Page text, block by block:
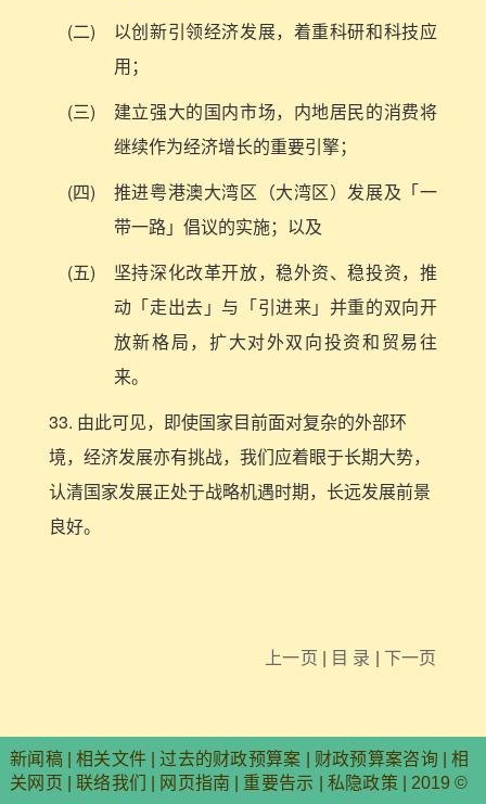
(二)
以创新引领经济发展，着重科研和科技应
用；
(三)
建立强大的国内市场，内地居民的消费将
继续作为经济增长的重要引擎；
(四)
推进粤港澳大湾区（大湾区）发展及「一
带一路」倡议的实施；以及
(五)
坚持深化改革开放，稳外资、稳投资，推
动「走出去」与「引进来」并重的双向开
放新格局，扩大对外双向投资和贸易往
来。
33. 由此可见，即使国家目前面对复杂的外部环
境，经济发展亦有挑战，我们应着眼于长期大势，
认清国家发展正处于战略机遇时期，长远发展前景
良好。
上一页 | 目 录 | 下一页
新闻稿| 相关文件 |过去的财政预算案 财政预算案咨询 |相
关网页
联络我们 网页指南 重要告示 私隐政策 | 2019 ©